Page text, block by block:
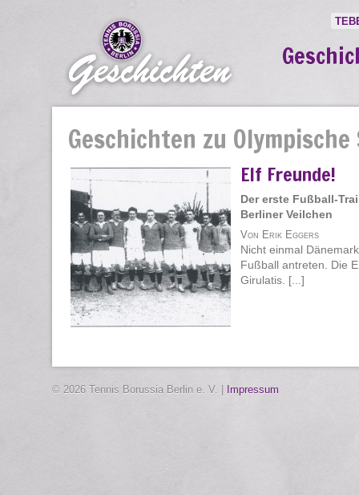
Geschichten zu Olympische
Elf Freunde!
Der erste Fußball-
Berliner Veilchen
Von Erik Eggers
Nicht einmal
Fußball antreten. Die
Girulatis. [...]
© 2026 Tennis Borussia Berlin e. V. | Impressum